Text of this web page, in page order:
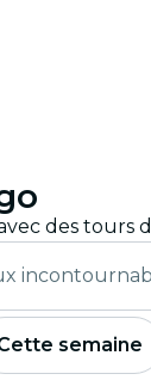
semaine